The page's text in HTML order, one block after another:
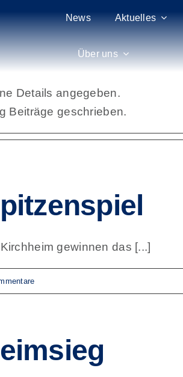
News Aktuelles
Über uns
Details angegeben.
Beiträge geschrieben.
gewinnen das [...]